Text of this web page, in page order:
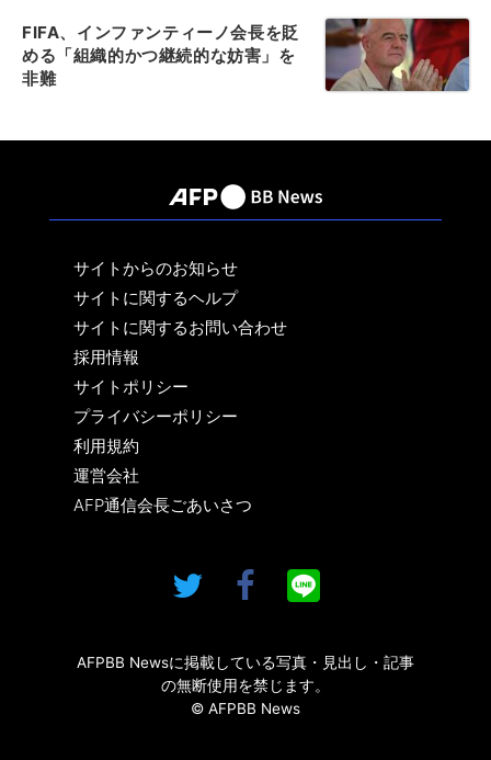
FIFA、インファンティーノ会長を貶
める「組織的かつ継続的な妨害」を
非難
サイトからのお知らせ
サイトに関するヘルプ
サイトに関するお問い合わせ
採用情報
サイトポリシー
プライバシーポリシー
利用規約
運営会社
AFP通信会長ごあいさつ
AFPBB Newsに掲載している写真・見出し・記事
の無断使用を禁じます。
© AFPBB News